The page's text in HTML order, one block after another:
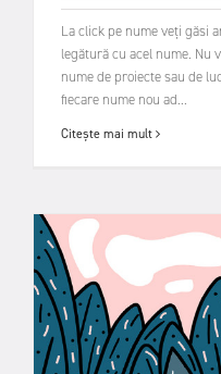
La click pe nume veți găsi
legătură cu acel nume. Nu
nume de proiecte sau de
fiecare nume nou ad...
Citește mai mult